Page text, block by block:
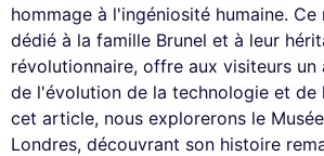
hommage à l'ingéniosité humaine.
dédié à la famille Brunel et à leur
révolutionnaire, offre aux visiteurs
de l'évolution de la technologie et de
cet article, nous explorerons le
Londres, découvrant son histoire